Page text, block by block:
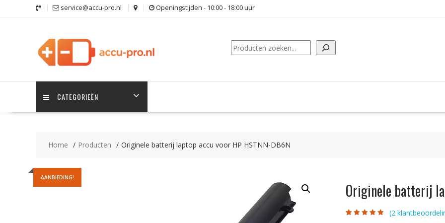
service@accu-pro.nl Openingstijden - 10:00 - 18:00 uur
Zoeken
CATEGORIEËN
Home Producten Originele batterij laptop accu voor HP HSTNN-DB6N
AANBIEDING!
Originele batterij
(2